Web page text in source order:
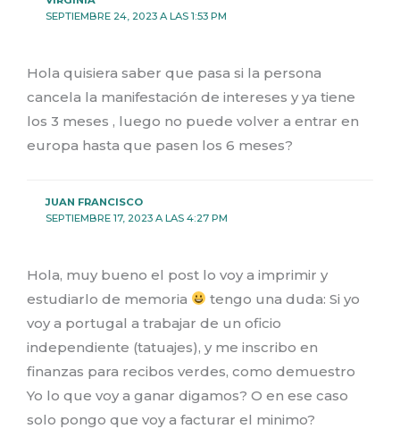
SEPTIEMBRE 24, 2023 A LAS 1:53 PM
Hola quisiera saber que pasa si la persona
cancela la manifestación de intereses y ya tiene
los 3 meses , luego no puede volver a entrar en
europa hasta que pasen los 6 meses?
JUAN FRANCISCO
SEPTIEMBRE 17, 2023 A LAS 4:27 PM
Hola, muy bueno el post lo voy a imprimir y
estudiarlo de memoria
tengo una duda: Si yo
voy a portugal a trabajar de un oficio
independiente (tatuajes), y me inscribo en
finanzas para recibos verdes, como demuestro
Yo lo que voy a ganar digamos? O en ese caso
solo pongo que voy a facturar el minimo?